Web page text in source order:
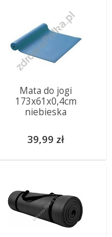
Mata do jogi
173x61x0,4cm
niebieska
39,99 zł